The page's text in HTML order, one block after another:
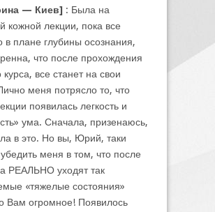
— Киев] : Была на
кожной лекции, пока все
в плане глубины осознания,
что после прохождения
курса, все станет на свои
меня потрясло то, что
появилась легкость и
ума. Сначала, призенаюсь,
в это. Но вы, Юрий, таки
меня в том, что после
РЕАЛЬНО уходят так
«тяжелые состояния»
Вам огромное! Появилось